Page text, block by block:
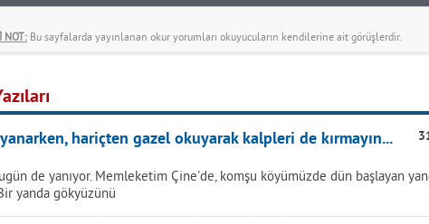
NOT: Bu sayfalarda yayınlanan okur yorumları okuyucuların kendilerine ait görüşlerdir.
hariçten gazel okuyarak kalpleri de kırmayın...
de yanıyor. Memleketim Çine'de, komşu köyümüzde dün başlayan
yanda gökyüzünü